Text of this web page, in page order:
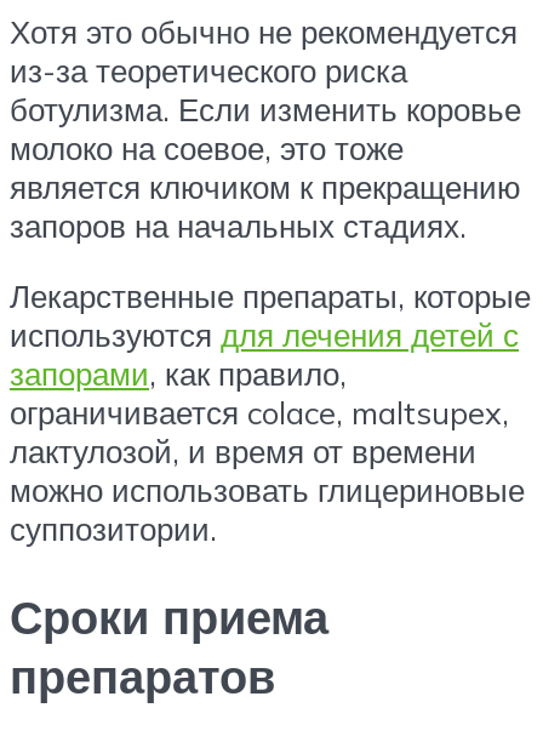
Хотя это обычно не рекомендуется
из-за теоретического риска
ботулизма. Если изменить коровье
молоко на соевое, это тоже
является ключиком к прекращению
запоров на начальных стадиях.
Лекарственные препараты, которые
используются для лечения детей с
запорами, как правило,
ограничивается colace, maltsupex,
лактулозой, и время от времени
можно использовать глицериновые
суппозитории.
Сроки приема
препаратов